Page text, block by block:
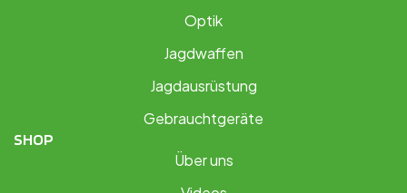
Optik
Jagdwaffen
Jagdausrüstung
Gebrauchtgeräte
SHOP
Über uns